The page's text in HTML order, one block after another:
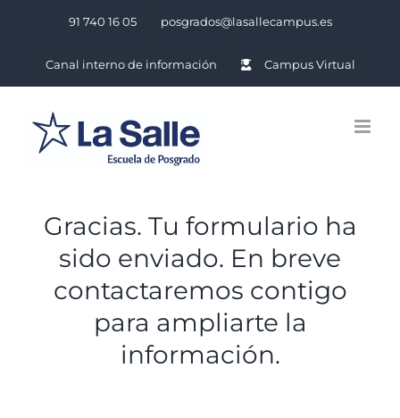
91 740 16 05 posgrados@lasallecampus.es
Canal interno de información Campus Virtual
Gracias. Tu formulario ha
sido enviado. En breve
contactaremos contigo
para ampliarte la
información.